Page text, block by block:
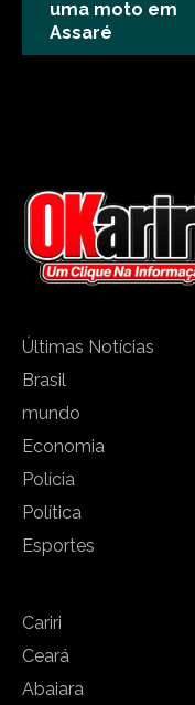
uma moto em
Assaré
Últimas Notícias
Brasil
mundo
Economia
Polícia
Política
Esportes
Cariri
Ceará
Abaiara